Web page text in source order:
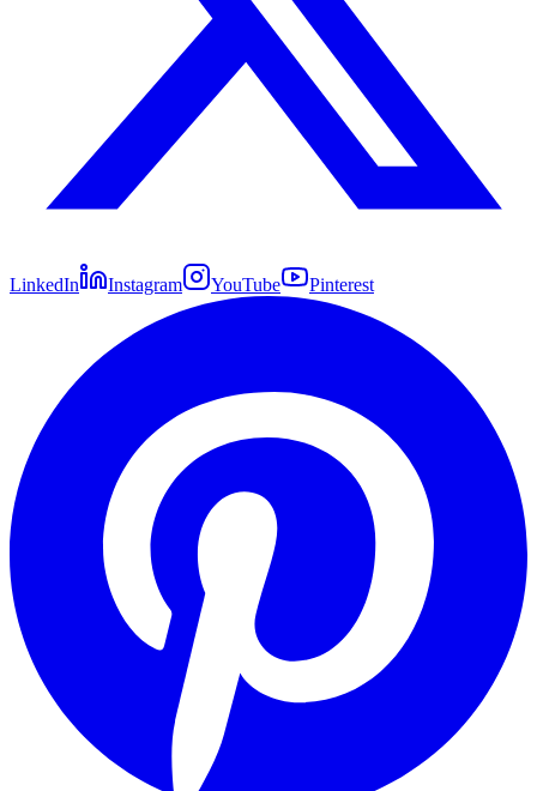
LinkedIn Instagram YouTube Pinterest